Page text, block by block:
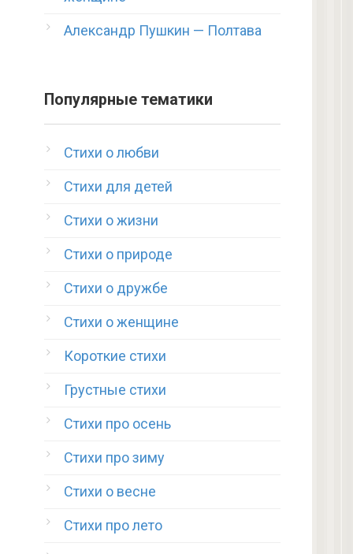
Александр Пушкин — Полтава
Популярные тематики
Стихи о любви
Стихи для детей
Стихи о жизни
Стихи о природе
Стихи о дружбе
Стихи о женщине
Короткие стихи
Грустные стихи
Стихи про осень
Стихи про зиму
Стихи о весне
Стихи про лето